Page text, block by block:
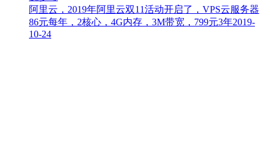
阿里云，2019年阿里云双11活动开启了，VPS云服务器
86元每年，2核心，4G内存，3M带宽，799元3年2019-
10-24